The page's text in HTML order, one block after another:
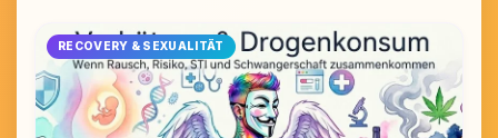
RECOVERY & SEXUALITÄT